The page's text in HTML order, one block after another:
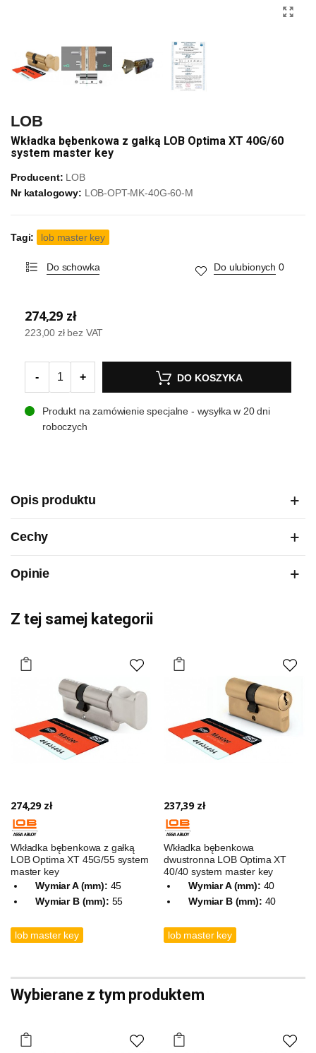
LOB
Wkładka bębenkowa z gałką LOB Optima XT 40G/60
system master key
Producent: LOB
Nr katalogowy: LOB-OPT-MK-40G-60-M
Tagi: lob master key
Do schowka Do ulubionych 0
274,29 zł
223,00 zł bez VAT
- + DO KOSZYKA
Produkt na zamówienie specjalne - wysyłka w 20 dni
roboczych
Opis produktu
Cechy
Opinie
Z tej samej kategorii
274,29 zł
Wkładka bębenkowa z gałką
LOB Optima XT 45G/55 system
master key
Wymiar A (mm): 45
Wymiar B (mm): 55
lob master key
237,39 zł
Wkładka bębenkowa
dwustronna LOB Optima XT
40/40 system master key
Wymiar A (mm): 40
Wymiar B (mm): 40
lob master key
Wybierane z tym produktem